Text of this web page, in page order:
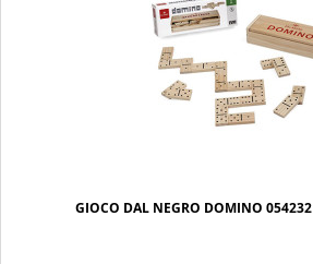
GIOCO DAL NEGRO DOMINO 054232